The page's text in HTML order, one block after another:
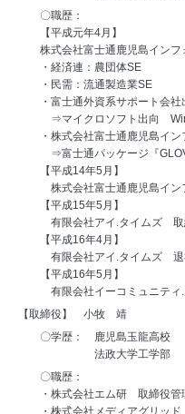
〇職歴：
【平成元年4月】
株式会社富士通鹿児島インフ
・経済連：農団体SE
・民需：流通製造業SE
・富士通外資系サポート会社
⇒マイクロソフト出向
・株式会社富士通鹿児島イン
⇒富士通パッケージ『
【平成14年5月】
株式会社富士通鹿児島イン
【平成15年5月】
有限会社アイ.タイムズ 取
【平成16年4月】
有限会社アイ.タイムズ 退
【平成16年5月】
有限会社イーコミュニティ.
【取締役】 小牧 靖
〇学歴： 鹿児島玉龍高校
法政大学工学部
〇職歴：
・株式会社エム研 取締役管
・株式会社メディアグリッド